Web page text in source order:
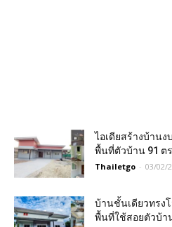
ไอเดียสร้างบ้าน
พื้นที่ตัวบ้าน 91 ต
Thailetgo - 03/02/
บ้านชั้นเดียวทรง
พื้นที่ใช้สอยตัวบ้า